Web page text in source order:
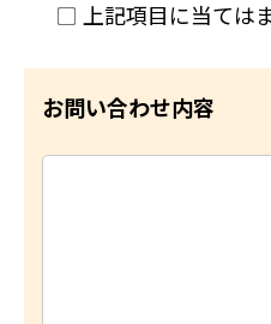
上記項目に当ては
お問い合わせ内容